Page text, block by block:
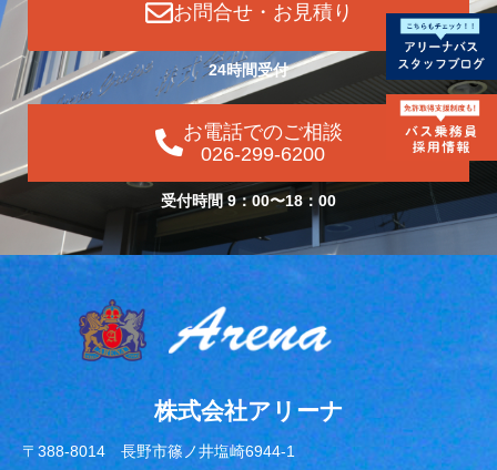
お問合せ・お見積り
24時間受付
お電話でのご相談
026-299-6200
受付時間 9：00〜18：00
株式会社アリーナ
〒388-8014 長野市篠ノ井塩崎6944-1